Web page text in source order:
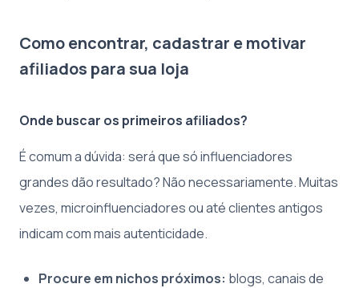
Como encontrar, cadastrar e motivar
afiliados para sua loja
Onde buscar os primeiros afiliados?
É comum a dúvida: será que só influenciadores
grandes dão resultado? Não necessariamente. Muitas
vezes, microinfluenciadores ou até clientes antigos
indicam com mais autenticidade.
Procure em nichos próximos: blogs, canais de